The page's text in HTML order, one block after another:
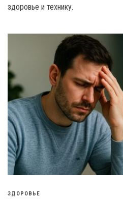
здоровье и технику.
ЗДОРОВЬЕ